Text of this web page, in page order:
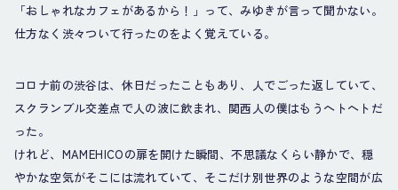
「おしゃれなカフェがあるから！」って、みゆきが言って聞かない。
仕方なく渋々ついて行ったのをよく覚えている。
コロナ前の渋谷は、休日だったこともあり、人でごった返していて、
スクランブル交差点で人の波に飲まれ、関西人の僕はもうヘトヘトだ
った。
けれど、MAMEHICOの扉を開けた瞬間、不思議なくらい静かで、穏
やかな空気がそこには流れていて、そこだけ別世界のような空間が広